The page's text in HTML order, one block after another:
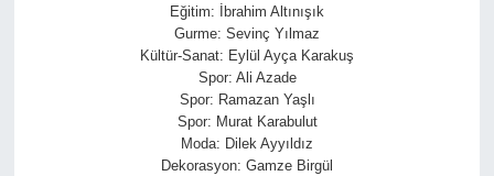
Eğitim: İbrahim Altınışık
Gurme: Sevinç Yılmaz
Kültür-Sanat: Eylül Ayça Karakuş
Spor: Ali Azade
Spor: Ramazan Yaşlı
Spor: Murat Karabulut
Moda: Dilek Ayyıldız
Dekorasyon: Gamze Birgül